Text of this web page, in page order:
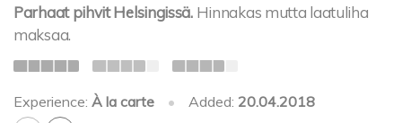
Parhaat pihvit Helsingissä. Hinnakas mutta laatuliha
maksaa.
Experience: À la carte • Added: 20.04.2018